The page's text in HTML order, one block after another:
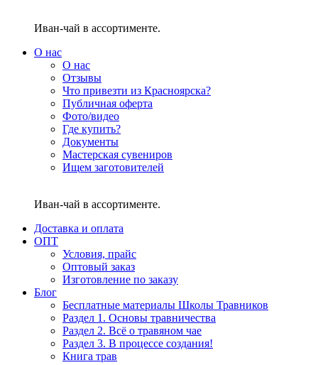
Иван-чай в ассортименте.
О нас
О нас
Отзывы
Что привезти из Красноярска?
Публичная оферта
Фото/видео
Где купить?
Документы
Мастерская сувениров
Ищем заготовителей
Иван-чай в ассортименте.
Доставка и оплата
ОПТ
Условия, прайс
Оптовый заказ
Изготовление по заказу
Блог
Бесплатные материалы Школы Травников
Раздел 1. Основы травничества
Раздел 2. Всё о травяном чае
Раздел 3. В процессе создания!
Книга трав